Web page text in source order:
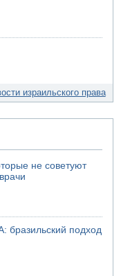
израильского права
не советуют
бразильский подход